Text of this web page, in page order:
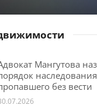
Мангутова
без вести